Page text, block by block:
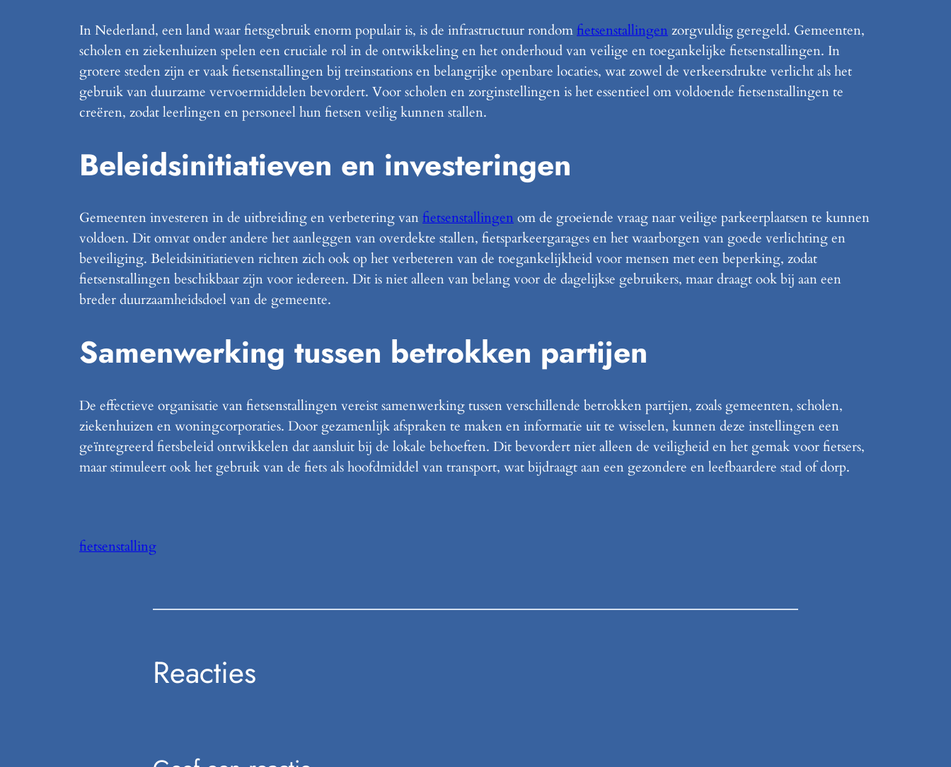
In Nederland, een land waar fietsgebruik enorm populair is, is de infrastructuur rondomfietsenstallingen zorgvuldig geregeld. Gemeenten,
scholen en ziekenhuizen spelen een cruciale rol in de ontwikkeling en het onderhoud van veilige en toegankelijke fietsenstallingen. In
grotere steden zijn er vaak fietsenstallingen bij treinstations en belangrijke openbare locaties, wat zowel de verkeersdrukte verlicht als het
gebruik van duurzame vervoermiddelen bevordert. Voor scholen en zorginstellingen is het essentieel om voldoende fietsenstallingen te
creëren, zodat leerlingen en personeel hun fietsen veilig kunnen stallen.
Beleidsinitiatieven en investeringen
Gemeenten investeren in de uitbreiding en verbetering vanfietsenstallingen om de groeiende vraag naar veilige parkeerplaatsen te kunnen
voldoen. Dit omvat onder andere het aanleggen van overdekte stallen, fietsparkeergarages en het waarborgen van goede verlichting en
beveiliging. Beleidsinitiatieven richten zich ook op het verbeteren van de toegankelijkheid voor mensen met een beperking, zodat
fietsenstallingen beschikbaar zijn voor iedereen. Dit is niet alleen van belang voor de dagelijkse gebruikers, maar draagt ook bij aan een
breder duurzaamheidsdoel van de gemeente.
Samenwerking tussen betrokken partijen
De effectieve organisatie van fietsenstallingen vereist samenwerking tussen verschillende betrokken partijen, zoals gemeenten, scholen,
ziekenhuizen en woningcorporaties. Door gezamenlijk afspraken te maken en informatie uit te wisselen, kunnen deze instellingen een
geïntegreerd fietsbeleid ontwikkelen dat aansluit bij de lokale behoeften. Dit bevordert niet alleen de veiligheid en het gemak voor fietsers,
maar stimuleert ook het gebruik van de fiets als hoofdmiddel van transport, wat bijdraagt aan een gezondere en leefbaardere stad of dorp.
fietsenstalling
Reacties